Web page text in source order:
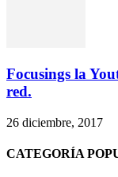
Focusings la
red.
26 diciembre, 2017
CATEGORÍA